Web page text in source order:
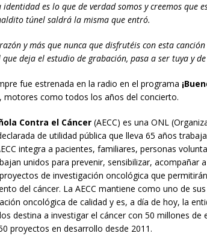
es lo que de verdad somos y creemos que
túnel saldrá la misma que entró.
y más que nunca que disfrutéis con esta canción
deja el estudio de grabación, pasa a ser tuya y
fue estrenada en la radio en el programa
motores como todos los años del concierto.
Contra el Cáncer(AECC) es una ONL
de utilidad pública que lleva 65 años
integra a pacientes, familiares, personas
unidos para prevenir, sensibilizar, acompañar
de investigación oncológica que
del cáncer. La AECC mantiene como uno de
oncológica de calidad y es, a día de hoy, la
destina a investigar el cáncer con 50 millones de
proyectos en desarrollo desde 2011.